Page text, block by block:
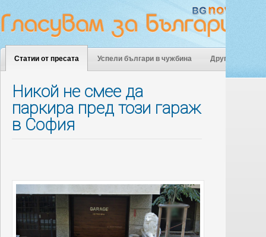
Статии от пресата Успели българи в чужбина Други
Никой не смее да
паркира пред този гараж
в София